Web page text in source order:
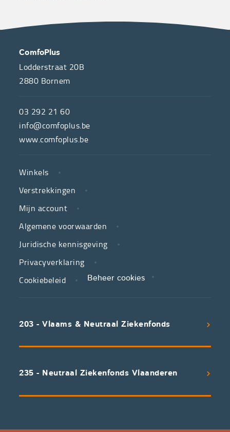
OVER
ONS
de
hulpmiddelenwinkel
van
neutrale
ziekenfondsen,
is
partner
in
zorg.
We
voorwaarden
uitstekend
waarvan
CONTACT
ComfoPlus
Lodderstraat 20B
2880 Bornem
03 292 21 60
info@comfoplus.be
www.comfoplus.be
LINKS
Winkels
Verstrekkingen
Mijn account
Algemene voorwaarden
Juridische kennisgeving
Privacyverklaring
Cookiebeleid
Beheer cookies
203 - Vlaams & Neutraal Ziekenfonds
235 - Neutraal Ziekenfonds Vlaanderen